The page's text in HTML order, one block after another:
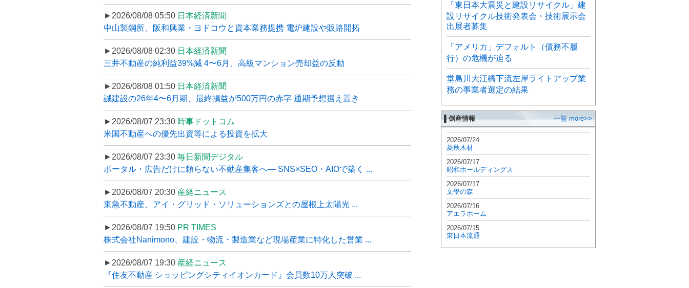
►2026/08/08 05:50 日本経済新聞
中山製鋼所、阪和興業・ヨドコウと資本業務提携 電炉建設や販路開拓
►2026/08/08 02:30 日本経済新聞
三井不動産の純利益39%減 4〜6月、高級マンション売却益の反動
►2026/08/08 01:50 日本経済新聞
誠建設の26年4〜6月期、最終損益が500万円の赤字 通期予想据え置き
►2026/08/07 23:30 時事ドットコム
米国不動産への優先出資等による投資を拡大
►2026/08/07 23:30 毎日新聞デジタル
ポータル・広告だけに頼らない不動産集客へ― SNS×SEO・AIOで築く ...
►2026/08/07 20:30 産経ニュース
東急不動産、アイ・グリッド・ソリューションズとの屋根上太陽光 ...
►2026/08/07 19:50 PR TIMES
株式会社Nanimono、建設・物流・製造業など現場産業に特化した営業 ...
►2026/08/07 19:30 産経ニュース
『住友不動産 ショッピングシティイオンカード』会員数10万人突破 ...
「東日本大震災と建設リサイクル」建
設リサイクル技術発表会・技術展示会
出展者募集
「アメリカ」デフォルト（債務不履
行）の危機が迫る
堂島川大江橋下流左岸ライトアップ業
務の事業者選定の結果
▌倒産情報 一覧 more>>
2026/07/24
菱秋木材
2026/07/17
昭和ホールディングス
2026/07/17
文學の森
2026/07/16
アエラホーム
2026/07/15
東日本流通